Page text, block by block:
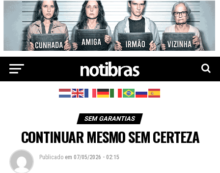
SEM GARANTIAS
CONTINUAR MESMO SEM CERTEZA
Publicado em 07/05/2026 - 02:15